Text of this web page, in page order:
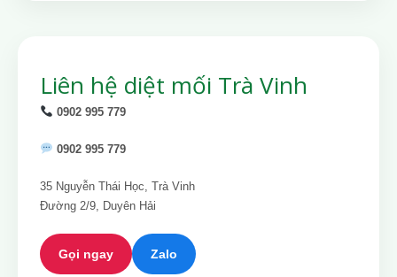
Liên hệ diệt mối Trà Vinh
0902 995 779
0902 995 779
35 Nguyễn Thái Học, Trà Vinh
Đường 2/9, Duyên Hải
Gọi ngay Zalo